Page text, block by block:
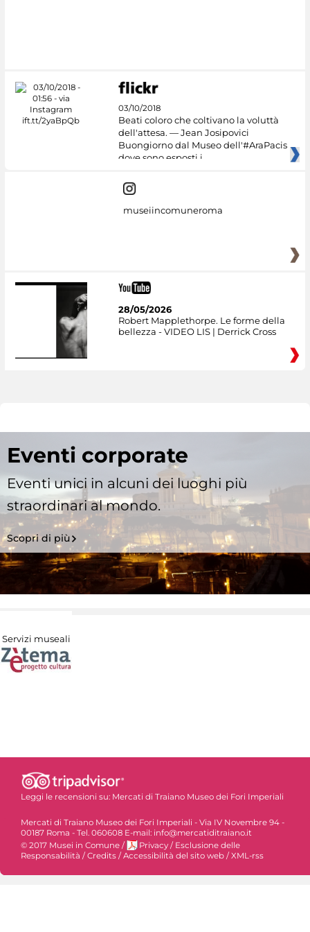
03/10/2018
Beati coloro che coltivano la voluttà
dell'attesa. — Jean Josipovici
Buongiorno dal Museo dell'#AraPacis
dove sono esposti i
museiincomuneroma
28/05/2026
Robert Mapplethorpe. Le forme della
bellezza - VIDEO LIS | Derrick Cross
Eventi corporate
Eventi unici in alcuni dei luoghi più
straordinari al mondo.
Scopri di più
Servizi museali
Leggi le recensioni su: Mercati di Traiano Museo dei Fori Imperiali
Mercati di Traiano Museo dei Fori Imperiali - Via IV Novembre 94 -
00187 Roma - Tel. 060608 E-mail: info@mercatiditraiano.it
© 2017 Musei in Comune / Privacy / Esclusione delle
Responsabilità /Credits /Accessibilità del sito web /XML-rss